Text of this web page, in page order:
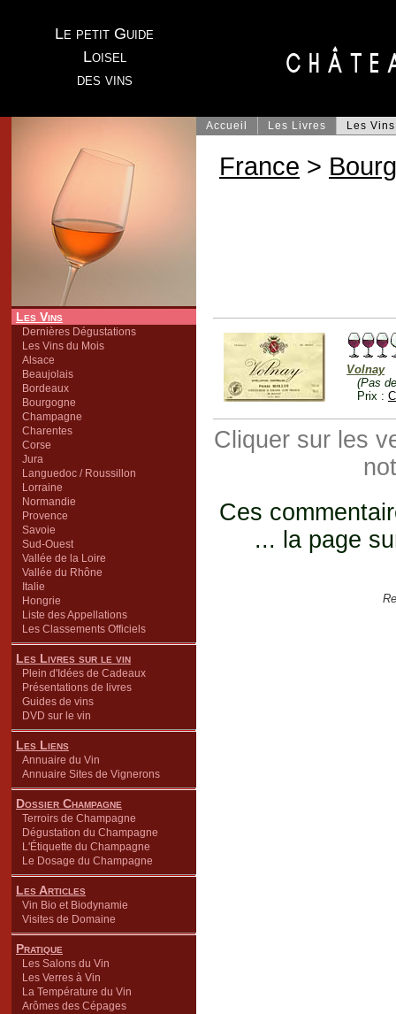
Le petit Guide
Loisel
des vins
Les Vins
Dernières Dégustations
Les Vins du Mois
Alsace
Beaujolais
Bordeaux
Bourgogne
Champagne
Charentes
Corse
Jura
Languedoc / Roussillon
Lorraine
Normandie
Provence
Savoie
Sud-Ouest
Vallée de la Loire
Vallée du Rhône
Italie
Hongrie
Liste des Appellations
Les Classements Officiels
Les Livres sur le vin
Plein d'Idées de Cadeaux
Présentations de livres
Guides de vins
DVD sur le vin
Les Liens
Annuaire du Vin
Annuaire Sites de Vignerons
Dossier Champagne
Terroirs de Champagne
Dégustation du Champagne
L'Étiquette du Champagne
Le Dosage du Champagne
Les Articles
Vin Bio et Biodynamie
Visites de Domaine
Pratique
Les Salons du Vin
Les Verres à Vin
La Température du Vin
Arômes des Cépages
Accueil Les Livres Les Vins
France >
Volnay
(Pas
Prix :
Cliquer sur les
Ces
... la page